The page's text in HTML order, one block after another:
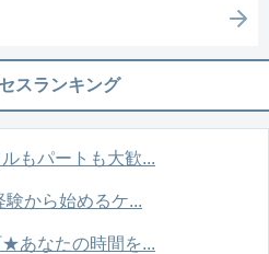
スランキング
もパートも大歓...
験から始めるケ...
あなたの時間を...